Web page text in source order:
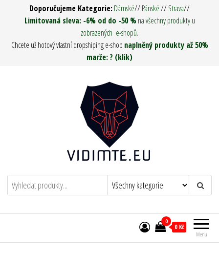
Doporučujeme Kategorie: Dámské//Pánské//Strava//
Limitovaná sleva: -6% od do -50 % na všechny produkty u
zobrazených e-shopů.
Chcete už hotový vlastní dropshiping e-shop naplněný produkty až 50%
marže: ? (klik)
Vidím tě ! – Army Man & Woman
Oděvy, Táboření, Military, Survival, Pro
muže i ženy
Menu
0
0 Kč